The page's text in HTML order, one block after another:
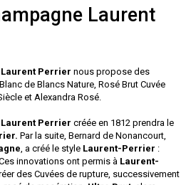
Laurent
Perrier nous propose des
Blanc de Blancs Nature , Rosé Brut Cuvée
et Alexandra Rosé.
Perrier créée en 1812 prendra le
Par la suite, Bernard de Nonancourt,
, a créé le style Laurent-Perrier :
innovations ont permis à Laurent-
des Cuvées de rupture, successivement